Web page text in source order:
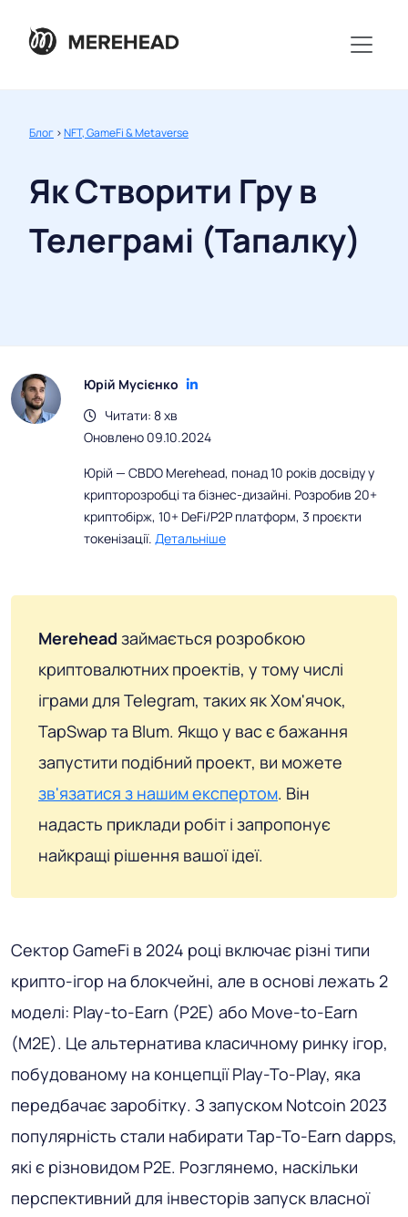
Блог >NFT, GameFi & Metaverse
Як Створити Гру в
Телеграмі (Тапалку)
Юрій Мусієнко
Читати: 8 хв
Оновлено 09.10.2024
Юрій — CBDO Merehead, понад 10 років досвіду у
крипторозробці та бізнес-дизайні. Розробив 20+
криптобірж, 10+ DeFi/P2P платформ, 3 проєкти
токенізації. Детальніше
Merehead займається розробкою
криптовалютних проектів, у тому числі
іграми для Telegram, таких як Хом'ячок,
TapSwap та Blum. Якщо у вас є бажання
запустити подібний проект, ви можете
зв'язатися з нашим експертом. Він
надасть приклади робіт і запропонує
найкращі рішення вашої ідеї.
Сектор GameFi в 2024 році включає різні типи
крипто-ігор на блокчейні, але в основі лежать 2
моделі: Play-to-Earn (P2E) або Move-to-Earn
(M2E). Це альтернатива класичному ринку ігор,
побудованому на концепції Play-To-Play, яка
передбачає заробітку. З запуском Notcoin 2023
популярність стали набирати Tap-To-Earn dapps,
які є різновидом P2E. Розглянемо, наскільки
перспективний для інвесторів запуск власної